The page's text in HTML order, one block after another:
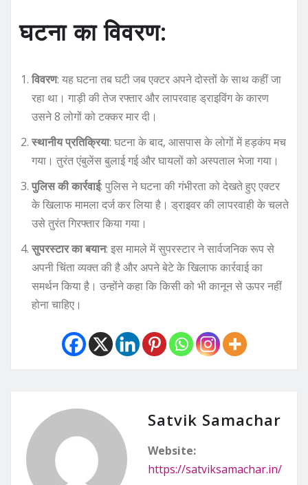
घटना का विवरण:
विवरण: यह घटना तब घटी जब एक्टर अपने दोस्तों के साथ कहीं जा
रहा था। गाड़ी की तेज रफ्तार और लापरवाह ड्राइविंग के कारण
उसने 8 लोगों को टक्कर मार दी।
स्थानीय प्रतिक्रिया: घटना के बाद, आसपास के लोगों में हड़कंप मच
गया। तुरंत एंबुलेंस बुलाई गई और घायलों को अस्पताल भेजा गया।
पुलिस की कार्रवाई: पुलिस ने घटना की गंभीरता को देखते हुए एक्टर
के खिलाफ मामला दर्ज कर लिया है। ड्राइवर की लापरवाही के चलते
उसे तुरंत गिरफ्तार किया गया।
सुपरस्टार का बयान: इस मामले में सुपरस्टार ने सार्वजनिक रूप से
अपनी चिंता व्यक्त की है और अपने बेटे के खिलाफ कार्रवाई का
समर्थन किया है। उन्होंने कहा कि किसी को भी कानून से ऊपर नहीं
होना चाहिए।
Satvik Samachar
Website:
https://satviksamachar.in/